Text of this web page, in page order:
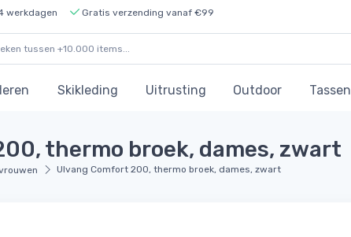
werkdagen Gratis verzending vanaf €99
Skikleding Uitrusting Outdoor Tassen
thermo broek, dames, zwart
Ulvang Comfort 200, thermo broek, dames, zwart